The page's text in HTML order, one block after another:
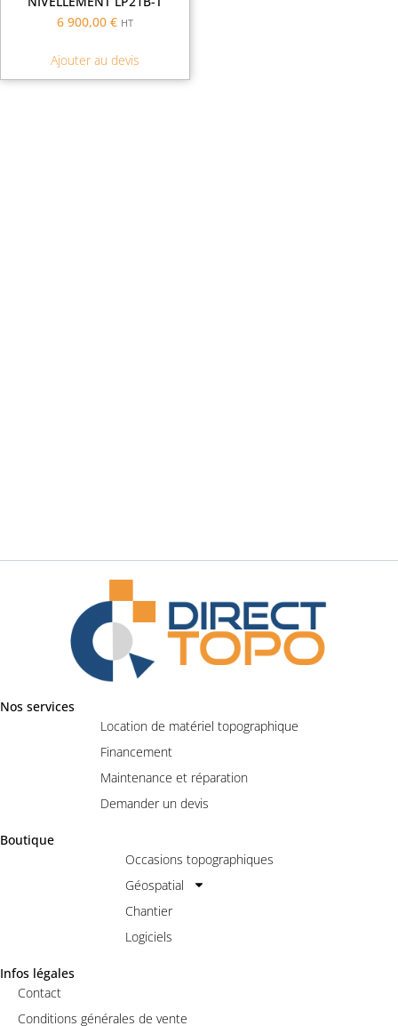
6 900,00 € HT
Ajouter au devis
Nos services
Location de matériel topographique
Financement
Maintenance et réparation
Demander un devis
Boutique
Occasions topographiques
Géospatial
Chantier
Logiciels
Infos légales
Contact
Conditions générales de vente